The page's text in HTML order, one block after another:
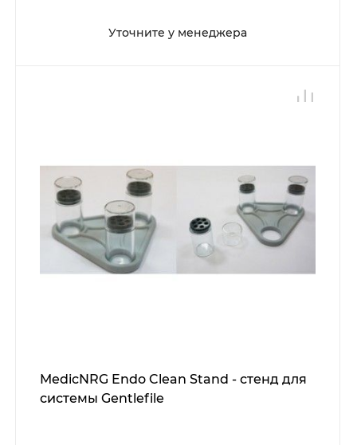
Уточните у менеджера
MedicNRG Endo Clean Stand - стенд для
системы Gentlefile